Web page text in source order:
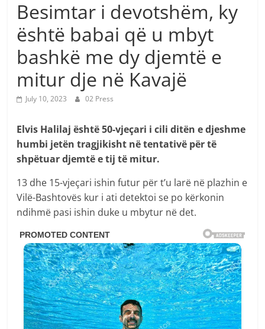
Besimtar i devotshëm, ky
është babai që u mbyt
bashkë me dy djemtë e
mitur dje në Kavajë
July 10, 2023 02 Press
Elvis Halilaj është 50-vjeçari i cili ditën e djeshme
humbi jetën tragjikisht në tentativë për të
shpëtuar djemtë e tij të mitur.
13 dhe 15-vjeçari ishin futur për t’u larë në plazhin e
Vilë-Bashtovës kur i ati detektoi se po kërkonin
ndihmë pasi ishin duke u mbytur në det.